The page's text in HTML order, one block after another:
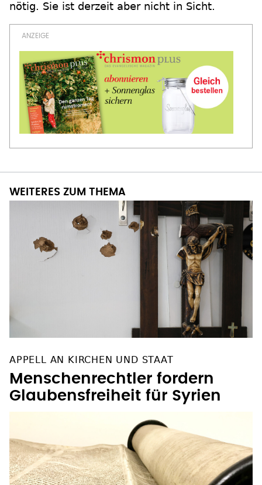
nötig. Sie ist derzeit aber nicht in Sicht.
WEITERES ZUM THEMA
APPELL AN KIRCHEN UND STAAT
Menschenrechtler fordern
Glaubensfreiheit für Syrien